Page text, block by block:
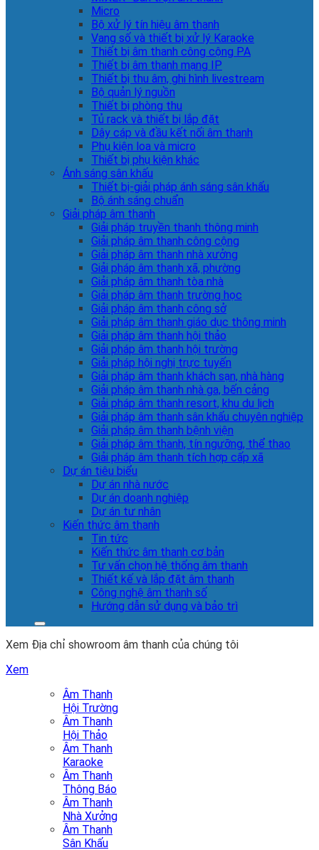
Micro
Bộ xử lý tín hiệu âm thanh
Vang số và thiết bị xử lý Karaoke
Thiết bị âm thanh công cộng PA
Thiết bị âm thanh mạng IP
Thiết bị thu âm, ghi hình livestream
Bộ quản lý nguồn
Thiết bị phòng thu
Tủ rack và thiết bị lắp đặt
Dây cáp và đầu kết nối âm thanh
Phụ kiện loa và micro
Thiết bị phụ kiện khác
Ánh sáng sân khấu
Thiết bị-giải pháp ánh sáng sân khấu
Bộ ánh sáng chuẩn
Giải pháp âm thanh
Giải pháp truyền thanh thông minh
Giải pháp âm thanh công cộng
Giải pháp âm thanh nhà xưởng
Giải pháp âm thanh xã, phường
Giải pháp âm thanh tòa nhà
Giải pháp âm thanh trường học
Giải pháp âm thanh công sở
Giải pháp âm thanh giáo dục thông minh
Giải pháp âm thanh hội thảo
Giải pháp âm thanh hội trường
Giải pháp hội nghị trực tuyến
Giải pháp âm thanh khách sạn, nhà hàng
Giải pháp âm thanh nhà ga, bến cảng
Giải pháp âm thanh resort, khu du lịch
Giải pháp âm thanh sân khấu chuyên nghiệp
Giải pháp âm thanh bệnh viện
Giải pháp âm thanh, tín ngưỡng, thể thao
Giải pháp âm thanh tích hợp cấp xã
Dự án tiêu biểu
Dự án nhà nước
Dự án doanh nghiệp
Dự án tư nhân
Kiến thức âm thanh
Tin tức
Kiến thức âm thanh cơ bản
Tư vấn chọn hệ thống âm thanh
Thiết kế và lắp đặt âm thanh
Công nghệ âm thanh số
Hướng dẫn sử dụng và bảo trì
Xem Địa chỉ showroom âm thanh của chúng tôi
Xem
Âm Thanh
Hội Trường
Âm Thanh
Hội Thảo
Âm Thanh
Karaoke
Âm Thanh
Thông Báo
Âm Thanh
Nhà Xưởng
Âm Thanh
Sân Khấu